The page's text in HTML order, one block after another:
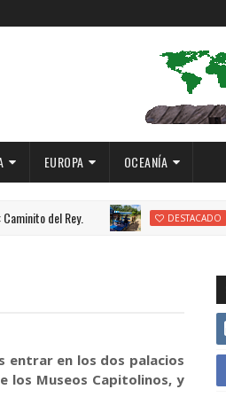
EUROPA OCEANÍA
DESTACADO Yucatán 2016:
entrar en los dos palacios
los Museos Capitolinos, y